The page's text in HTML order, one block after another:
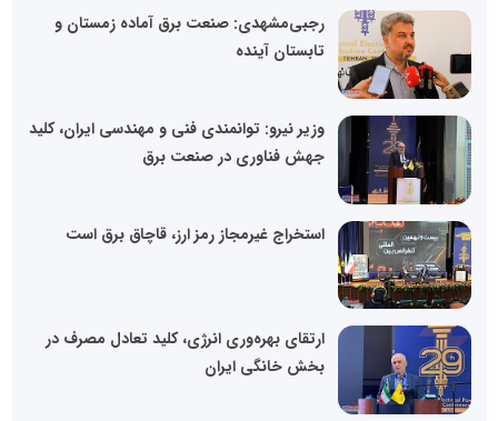
رجبی‌مشهدی: صنعت برق آماده زمستان و
تابستان آینده
وزیر نیرو: توانمندی فنی و مهندسی ایران، کلید
جهش فناوری در صنعت برق
استخراج غیرمجاز رمز ارز، قاچاق برق است
ارتقای بهره‌وری انرژی، کلید تعادل مصرف در
بخش خانگی ایران